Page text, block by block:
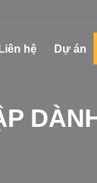
Liên hệ Dự án